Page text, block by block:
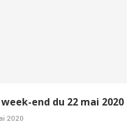
end du 22 mai 2020
2020